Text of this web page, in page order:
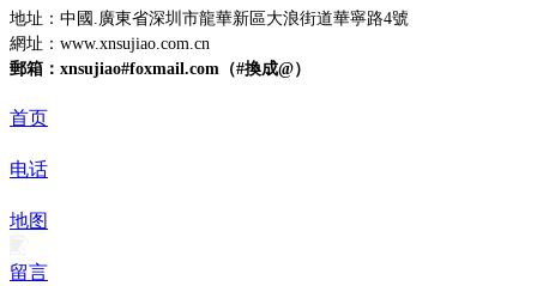
地址：中國.廣東省深圳市龍華新區大浪街道華寧路4號
網址： www.xnsujiao.com.cn
郵箱：xnsujiao#foxmail.com（#換成@）
首页
电话
地图
留言